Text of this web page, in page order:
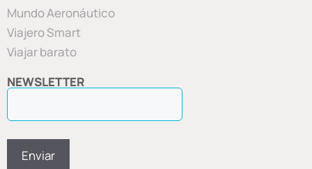
Mundo Aeronáutico
Viajero Smart
Viajar barato
NEWSLETTER